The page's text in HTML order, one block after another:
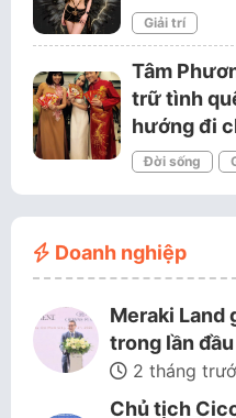
Giải trí
Tâm
trữ tình
hướng đi
Đời sống
Doanh nghiệp
Meraki Land
trong lần
2 tháng
Chủ tịch